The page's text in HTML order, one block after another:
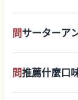
問サーターア
問推薦什麼口